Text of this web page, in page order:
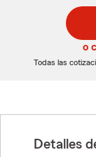
o
Todas las
Detalles